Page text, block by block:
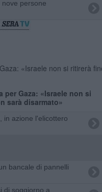
persone
per Gaza: «Israele non si
sarà disarmato»
in azione l'elicottero
bancale di pannelli
di soggiorno a